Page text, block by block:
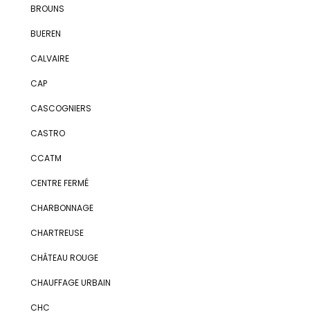
BROUNS
BUEREN
CALVAIRE
CAP
CASCOGNIERS
CASTRO
CCATM
CENTRE FERMÉ
CHARBONNAGE
CHARTREUSE
CHÂTEAU ROUGE
CHAUFFAGE URBAIN
CHC